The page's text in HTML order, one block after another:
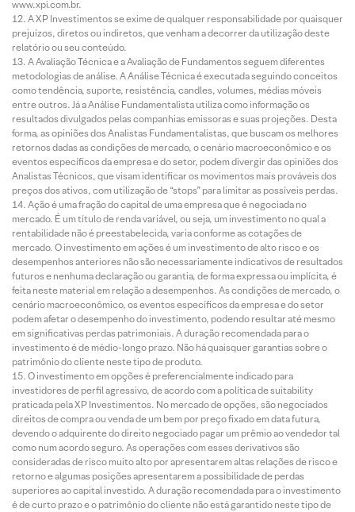
www.xpi.com.br.
A XP Investimentos se exime de qualquer responsabilidade por quaisquer
prejuízos, diretos ou indiretos, que venham a decorrer da utilização deste
relatório ou seu conteúdo.
A Avaliação Técnica e a Avaliação de Fundamentos seguem diferentes
metodologias de análise. A Análise Técnica é executada seguindo conceitos
como tendência, suporte, resistência, candles, volumes, médias móveis
entre outros. Já a Análise Fundamentalista utiliza como informação os
resultados divulgados pelas companhias emissoras e suas projeções. Desta
forma, as opiniões dos Analistas Fundamentalistas, que buscam os melhores
retornos dadas as condições de mercado, o cenário macroeconômico e os
eventos específicos da empresa e do setor, podem divergir das opiniões dos
Analistas Técnicos, que visam identificar os movimentos mais prováveis dos
preços dos ativos, com utilização de “stops” para limitar as possíveis perdas.
Ação é uma fração do capital de uma empresa que é negociada no
mercado. É um título de renda variável, ou seja, um investimento no qual a
rentabilidade não é preestabelecida, varia conforme as cotações de
mercado. O investimento em ações é um investimento de alto risco e os
desempenhos anteriores não são necessariamente indicativos de resultados
futuros e nenhuma declaração ou garantia, de forma expressa ou implícita, é
feita neste material em relação a desempenhos. As condições de mercado, o
cenário macroeconômico, os eventos específicos da empresa e do setor
podem afetar o desempenho do investimento, podendo resultar até mesmo
em significativas perdas patrimoniais. A duração recomendada para o
investimento é de médio-longo prazo. Não há quaisquer garantias sobre o
patrimônio do cliente neste tipo de produto.
O investimento em opções é preferencialmente indicado para
investidores de perfil agressivo, de acordo com a política de suitability
praticada pela XP Investimentos. No mercado de opções, são negociados
direitos de compra ou venda de um bem por preço fixado em data futura,
devendo o adquirente do direito negociado pagar um prêmio ao vendedor tal
como num acordo seguro. As operações com esses derivativos são
consideradas de risco muito alto por apresentarem altas relações de risco e
retorno e algumas posições apresentarem a possibilidade de perdas
superiores ao capital investido. A duração recomendada para o investimento
é de curto prazo e o patrimônio do cliente não está garantido neste tipo de